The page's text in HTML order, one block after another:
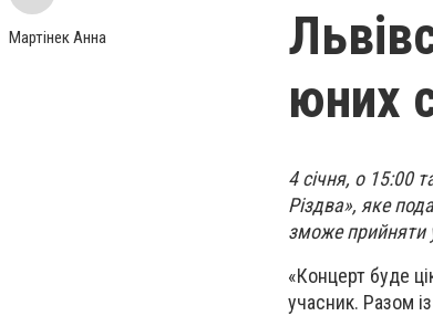
Мартінек Анна
юних
4 січня, о 15:00
Різдва», яке
зможе прийняти
«Концерт буде
учасник. Разом